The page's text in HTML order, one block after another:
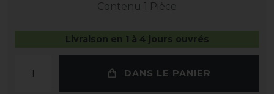
Contenu 1 Pièce
Livraison en 1 à 4 jours ouvrés
DANS LE PANIER